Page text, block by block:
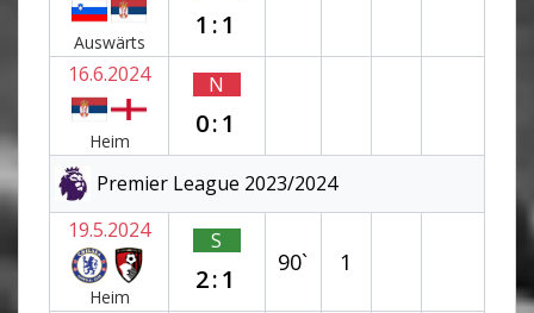
Auswärts
1:1
16.6.2024
Heim
N
0:1
Premier League 2023/2024
19.5.2024
Heim
S
2:1
90` 1